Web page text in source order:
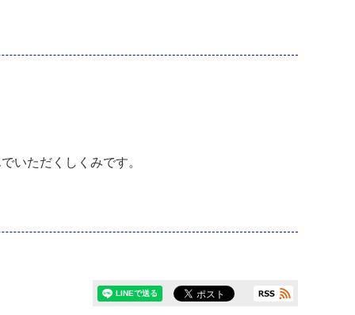
いただくしくみです。